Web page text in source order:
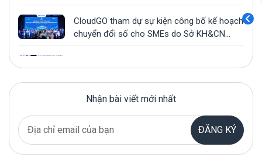
CloudGO tham dự sự kiện công bố kế hoạch
chuyển đổi số cho SMEs do Sở KH&CN
CloudGO x VPBC phối hợp tổ chức thành
công sự kiện “Tết doanh nhân VPBC 2024 -
Vạn Điều Phúc”
CloudGO làm Ban giám khảo cuộc thi Học
thuật Khoa Hệ thống thông tin UIT AISC
Nhận bài viết mới nhất
ĐĂNG KÝ